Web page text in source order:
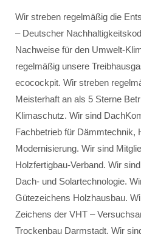
Wir streben regelmäßig die
– Deutscher
Nachweise für den Umwelt-
regelmäßig unsere
ecocockpit. Wir streben
Meisterhaft an als 5 Sterne
Klimaschutz. Wir sind
Fachbetrieb für Dämmtechnik,
Modernisierung. Wir sind
Holzfertigbau-Verband. Wir
Dach- und Solartechnologie.
Gütezeichens Holzhausbau.
Zeichens der VHT –
Trockenbau Darmstadt. Wir